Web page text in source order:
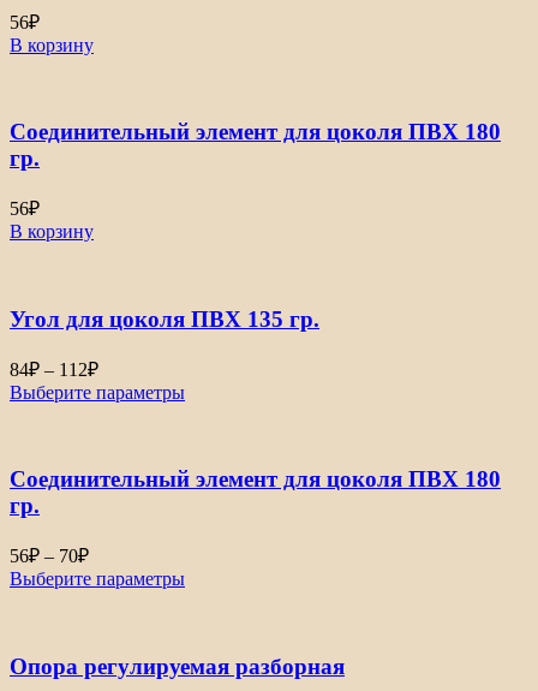
56₽
В корзину
Соединительный элемент для цоколя ПВХ 180
гр.
56₽
В корзину
Угол для цоколя ПВХ 135 гр.
84₽ – 112₽Диапазон
цен:
Выберите параметры
Соединительный элемент для цоколя ПВХ 180
гр.
56₽ – 70₽Диапазон
цен:
Выберите параметры
Опора регулируемая разборная